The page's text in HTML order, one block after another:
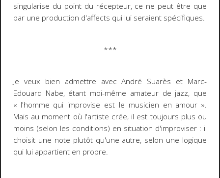
singularise du point du récepteur, ce ne peut être que
par une production d'affects qui lui seraient spécifiques.
***
Je veux bien admettre avec André Suarès et Marc-
Edouard Nabe, étant moi-même amateur de jazz, que
« l'homme qui improvise est le musicien en amour ».
Mais au moment où l'artiste crée, il est toujours plus ou
moins (selon les conditions) en situation d'improviser : il
choisit une note plutôt qu'une autre, selon une logique
qui lui appartient en propre.